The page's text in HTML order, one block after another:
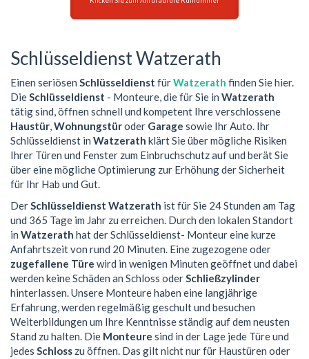
Schlüsseldienst Watzerath
Einen seriösen Schlüsseldienst fürWatzerath finden Sie hier.
DieSchlüsseldienst - Monteure, die für Sie in Watzerath
tätig sind, öffnen schnell und kompetent Ihre verschlossene
Haustür,Wohnungstüroder Garage sowie Ihr Auto. Ihr
Schlüsseldienst in Watzerath klärt Sie über mögliche Risiken
Ihrer Türen und Fenster zum Einbruchschutz auf und berät Sie
über eine mögliche Optimierung zur Erhöhung der Sicherheit
für Ihr Hab und Gut.
DerSchlüsseldienst Watzerath ist für Sie 24 Stunden am Tag
und 365 Tage im Jahr zu erreichen. Durch den lokalen Standort
in Watzerath hat der Schlüsseldienst- Monteur eine kurze
Anfahrtszeit von rund 20 Minuten. Eine zugezogene oder
zugefallene Türe wird in wenigen Minuten geöffnet und dabei
werden keine Schäden an Schloss oderSchließzylinder
hinterlassen. Unsere Monteure haben eine langjährige
Erfahrung, werden regelmäßig geschult und besuchen
Weiterbildungen um Ihre Kenntnisse ständig auf dem neusten
Stand zu halten. Die Monteure sind in der Lage jede Türe und
jedes Schloss zu öffnen. Das gilt nicht nur für Haustüren oder